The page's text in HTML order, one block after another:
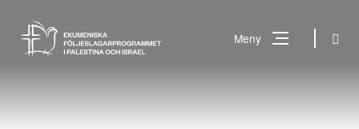
innehåll
Meny Sök